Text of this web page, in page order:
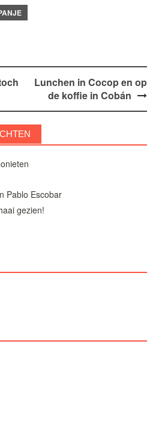
Lunchen in Cocop en op
de koffie in Cobán
Pablo Escobar
gezien!